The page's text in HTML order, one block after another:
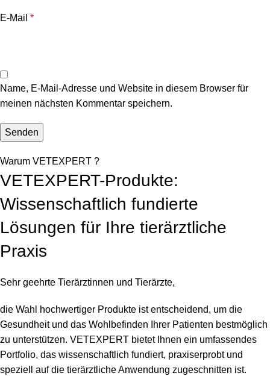
E-Mail *
Name, E-Mail-Adresse und Website in diesem Browser für
meinen nächsten Kommentar speichern.
Warum VETEXPERT ?
VETEXPERT-Produkte:
Wissenschaftlich fundierte
Lösungen für Ihre tierärztliche
Praxis
Sehr geehrte Tierärztinnen und Tierärzte,
die Wahl hochwertiger Produkte ist entscheidend, um die
Gesundheit und das Wohlbefinden Ihrer Patienten bestmöglich
zu unterstützen. VETEXPERT bietet Ihnen ein umfassendes
Portfolio, das wissenschaftlich fundiert, praxiserprobt und
speziell auf die tierärztliche Anwendung zugeschnitten ist.